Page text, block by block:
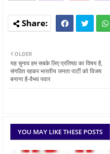
OLDER
यह चुनाव हम सबके लिए प्रतिष्ठा का विषय है,
संगठित रहकर भारतीय जनता पार्टी को विजय
बनाना है-वैभव पवार
YOU MAY LIKE THESE POSTS